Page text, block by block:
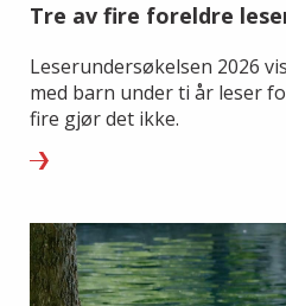
Tre av fire foreldre
Leserundersøkelsen 2026
med barn under ti år leser
fire gjør det ikke.